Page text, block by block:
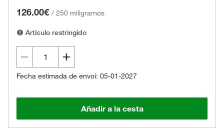
126.00€ / 250 miligramos
Artículo restringido
Fecha estimada de envoi: 05-01-2027
Añadir a la cesta